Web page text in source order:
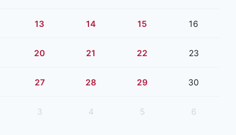
13 14 15 16
20 21 22 23
27 28 29 30
3 4 5 6